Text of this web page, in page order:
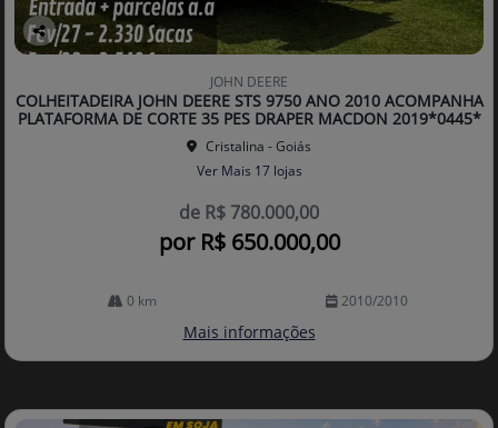
Co
arti
lhe
JOHN DEERE
COLHEITADEIRA JOHN DEERE STS 9750 ANO 2010 ACOMPANHA
PLATAFORMA DE CORTE 35 PES DRAPER MACDON 2019*0445*
Cristalina - Goiás
Ver Mais 17 lojas
de R$ 780.000,00
por R$ 650.000,00
0 km 2010/2010
Mais informações